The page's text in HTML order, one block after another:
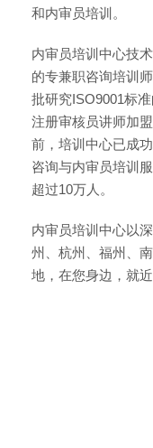
和内审员培训。
内审员培训中心技
的专兼职咨询培训
批研究ISO9001标
注册审核员讲师加
前，培训中心已成
咨询与内审员培训
超过10万人。
内审员培训中心以
州、杭州、福州、
地，在您身边，就近